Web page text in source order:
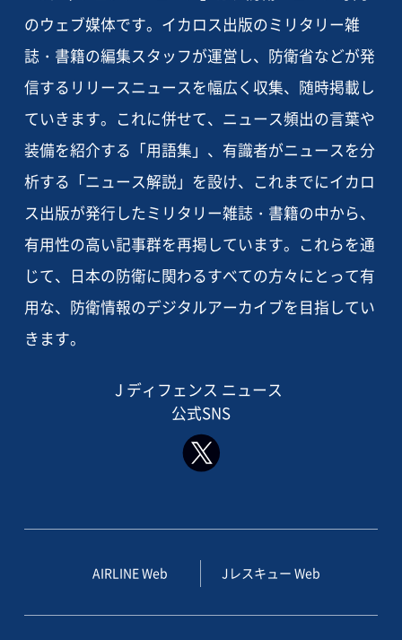
のウェブ媒体です。イカロス出版のミリタリー雑
誌・書籍の編集スタッフが運営し、防衛省などが発
信するリリースニュースを幅広く収集、随時掲載し
ていきます。これに併せて、ニュース頻出の言葉や
装備を紹介する「用語集」、有識者がニュースを分
析する「ニュース解説」を設け、これまでにイカロ
ス出版が発行したミリタリー雑誌・書籍の中から、
有用性の高い記事群を再掲しています。これらを通
じて、日本の防衛に関わるすべての方々にとって有
用な、防衛情報のデジタルアーカイブを目指してい
きます。
J ディフェンス ニュース
公式SNS
AIRLINE Web Jレスキュー Web